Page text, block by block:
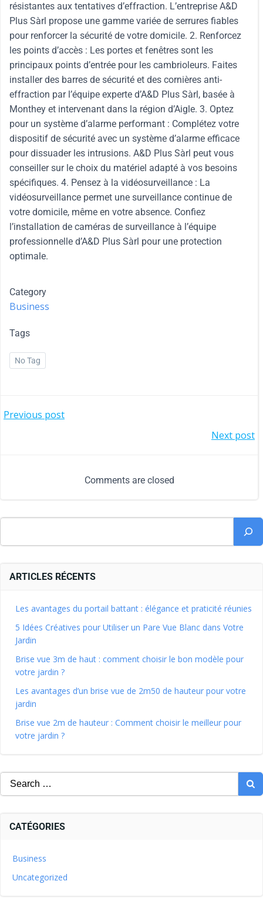
résistantes aux tentatives d’effraction. L’entreprise A&D
Plus Sàrl propose une gamme variée de serrures fiables
pour renforcer la sécurité de votre domicile. 2. Renforcez
les points d’accès : Les portes et fenêtres sont les
principaux points d’entrée pour les cambrioleurs. Faites
installer des barres de sécurité et des cornières anti-
effraction par l’équipe experte d’A&D Plus Sàrl, basée à
Monthey et intervenant dans la région d’Aigle. 3. Optez
pour un système d’alarme performant : Complétez votre
dispositif de sécurité avec un système d’alarme efficace
pour dissuader les intrusions. A&D Plus Sàrl peut vous
conseiller sur le choix du matériel adapté à vos besoins
spécifiques. 4. Pensez à la vidéosurveillance : La
vidéosurveillance permet une surveillance continue de
votre domicile, même en votre absence. Confiez
l’installation de caméras de surveillance à l’équipe
professionnelle d’A&D Plus Sàrl pour une protection
optimale.
Category
Business
Tags
No Tag
Previous post
Next post
Comments are closed
ARTICLES RÉCENTS
Les avantages du portail battant : élégance et praticité réunies
5 Idées Créatives pour Utiliser un Pare Vue Blanc dans Votre
Jardin
Brise vue 3m de haut : comment choisir le bon modèle pour
votre jardin ?
Les avantages d’un brise vue de 2m50 de hauteur pour votre
jardin
Brise vue 2m de hauteur : Comment choisir le meilleur pour
votre jardin ?
CATÉGORIES
Business
Uncategorized